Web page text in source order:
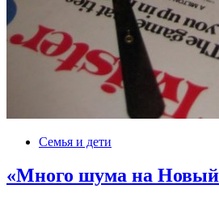
Семья и дети
«Много шума на Новый